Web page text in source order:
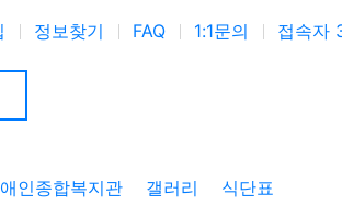
정보찾기 FAQ 1:1문의 접속자
인종합복지관 갤러리 식단표